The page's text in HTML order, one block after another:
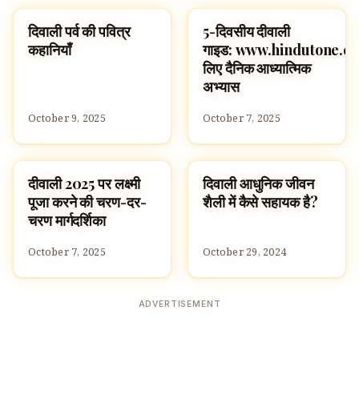
FESTIVALS
दिवाली पर्व की पवित्र
कहानियाँ
October 9, 2025
FESTIVALS
5-दिवसीय दीवाली
गाइड:
लिए दैनिक आध्यात्मिक
अभ्यास
October 7, 2025
SLOKAS AND MANTRAS
दीवाली 2025 पर लक्ष्मी
पूजा करने की चरण-दर-
चरण मार्गदर्शिका
October 7, 2025
FESTIVALS
दिवाली आधुनिक जीवन
शैली में कैसे सहायक है?
October 29, 2024
ADVERTISEMENT